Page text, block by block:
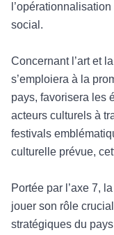
social.
Concernant l ’art et
s’emploiera à la
pays, favorisera les
acteurs culture ls à
festivals
culturelle prévue,
Portée par l’axe 7,
jouer son rôle
stratégiques du